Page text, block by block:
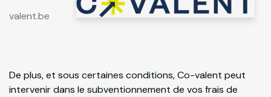
valent.be
De plus, et sous certaines conditions, Co-valent peut
intervenir dans le subventionnement de vos frais de